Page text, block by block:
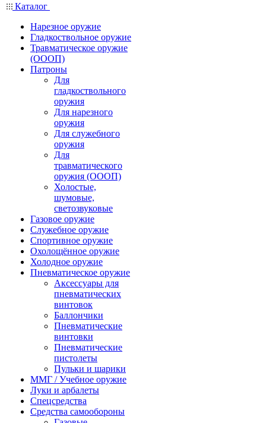
Каталог
Нарезное оружие
Гладкоствольное оружие
Травматическое оружие
(ОООП)
Патроны
Для
гладкоствольного
оружия
Для нарезного
оружия
Для служебного
оружия
Для
травматического
оружия (ОООП)
Холостые,
шумовые,
светозвуковые
Газовое оружие
Служебное оружие
Спортивное оружие
Охолощённое оружие
Холодное оружие
Пневматическое оружие
Аксессуары для
пневматических
винтовок
Баллончики
Пневматические
винтовки
Пневматические
пистолеты
Пульки и шарики
ММГ / Учебное оружие
Луки и арбалеты
Спецсредства
Средства самообороны